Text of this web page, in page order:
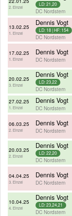
2. Einzel LD: 21,20
DC Nordstern
13.02.25
1. Einzel
Dennis Vogt
LD: 18 | HF: 154
DC Nordstern
17.02.25
1. Einzel
Dennis Vogt
DC Nordstern
20.02.25
3. Einzel
Dennis Vogt
LD: 23,22
DC Nordstern
27.02.25
1. Einzel
Dennis Vogt
DC Nordstern
06.03.25
2. Einzel
Dennis Vogt
DC Nordstern
20.03.25
2. Einzel
Dennis Vogt
LD: 22,20
DC Nordstern
04.04.25
3. Einzel
Dennis Vogt
DC Nordstern
10.04.25
4. Einzel
Dennis Vogt
LD: 23,24,21
DC Nordstern